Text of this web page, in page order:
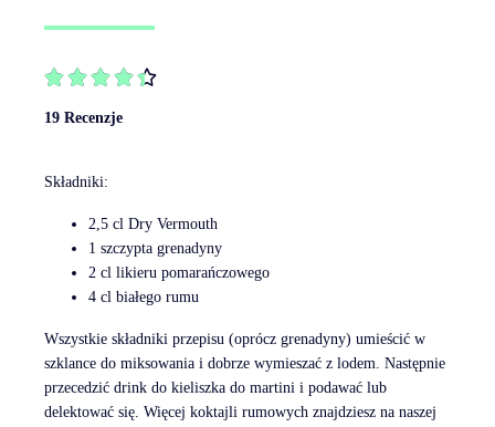

19 Recenzje
Składniki:
2,5 cl Dry Vermouth
1 szczypta grenadyny
2 cl likieru pomarańczowego
4 cl białego rumu
Wszystkie składniki przepisu (oprócz grenadyny) umieścić w
szklance do miksowania i dobrze wymieszać z lodem. Następnie
przecedzić drink do kieliszka do martini i podawać lub
delektować się. Więcej koktajli rumowych znajdziesz na naszej